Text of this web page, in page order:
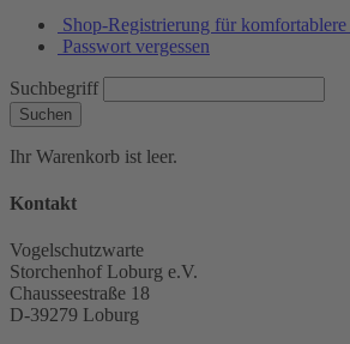
Shop-Registrierung für
Passwort vergessen
Suchbegriff
Suchen
Ihr Warenkorb ist leer.
Kontakt
Vogelschutzwarte
Storchenhof Loburg e.V.
Chausseestraße 18
D-39279 Loburg